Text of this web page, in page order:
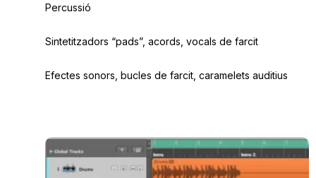
Percussió
Sintetitzadors “pads”, acords, vocals de farcit
Efectes sonors, bucles de farcit, caramelets auditius